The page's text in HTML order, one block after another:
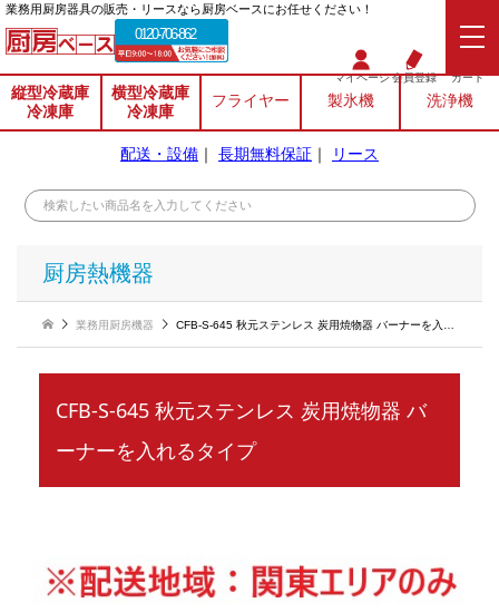
業務⽤厨房器具の販売・リースなら厨房ベースにお任せください！
0120-706-862
マイページ会員登録 カート
縦型冷蔵庫
冷凍庫
横型冷蔵庫
冷凍庫
フライヤー 製氷機 洗浄機
配送・設備 ｜ 長期無料保証 ｜ リース
厨房熱機器
業務用厨房機器 CFB-S-645 秋元ステンレス 炭用焼物器 バーナーを入れるタイプ
CFB-S-645 秋元ステンレス 炭用焼物器 バ
ーナーを入れるタイプ